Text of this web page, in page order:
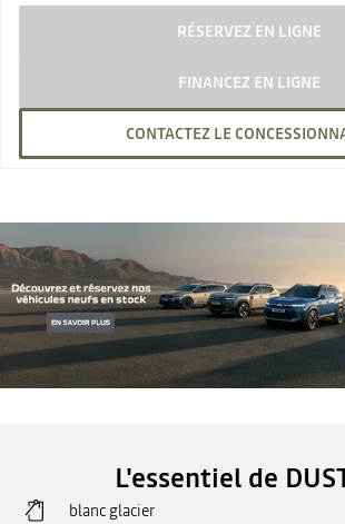
RÉSERVEZ EN LIGNE
FINANCEZ EN LIGNE
CONTACTEZ LE
L'essentiel de
blanc glacier